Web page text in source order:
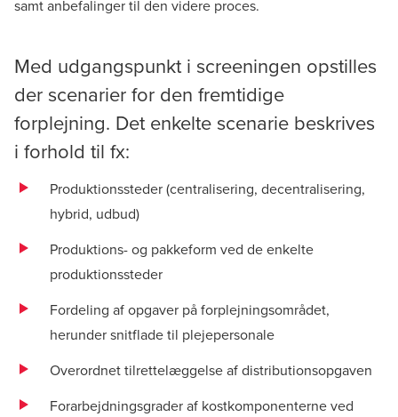
samt anbefalinger til den videre proces.
Med udgangspunkt i screeningen opstilles
der scenarier for den fremtidige
forplejning. Det enkelte scenarie beskrives
i forhold til fx:
Produktionssteder (centralisering, decentralisering,
hybrid, udbud)
Produktions- og pakkeform ved de enkelte
produktionssteder
Fordeling af opgaver på forplejningsområdet,
herunder snitflade til plejepersonale
Overordnet tilrettelæggelse af distributionsopgaven
Forarbejdningsgrader af kostkomponenterne ved